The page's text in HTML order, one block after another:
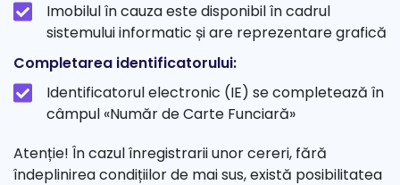
Imobilul în cauza este disponibil în cadrul
sistemului informatic și are reprezentare grafică
Completarea identificatorului:
Identificatorul electronic (IE) se completează în
câmpul «Număr de Carte Funciară»
Atenție! În cazul înregistrarii unor cereri, fără
îndeplinirea condițiilor de mai sus, există posibilitatea